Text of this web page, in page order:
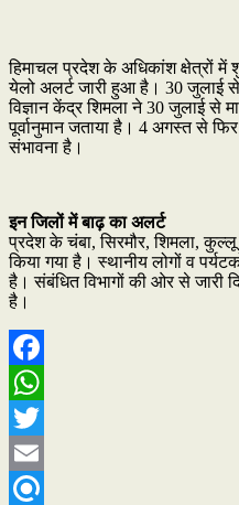
हिमाचल प्रदेश के अधिकांश क्षेत्रों में
येलो अलर्ट जारी हुआ है। 30 जुलाई
विज्ञान केंद्र शिमला ने 30 जुलाई से
पूर्वानुमान जताया है। 4 अगस्त से
संभावना है।
इन जिलों में बाढ़ का अलर्ट
प्रदेश के चंबा, सिरमौर, शिमला,
किया गया है। स्थानीय लोगों व
है। संबंधित विभागों की ओर से जारी
है।
Facebook
WhatsApp
Twitter
Email